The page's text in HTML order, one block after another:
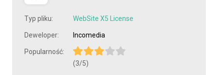
Typ pliku: WebSite X5 License
Deweloper: Incomedia
Popularność:
(3/5)